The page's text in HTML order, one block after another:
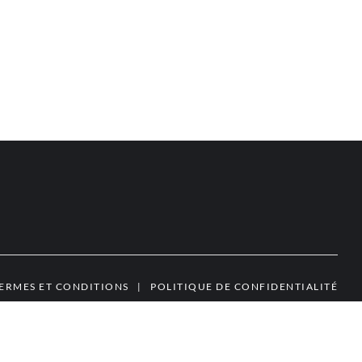
ET CONDITIONS | POLITIQUE DE CONFIDENTIALITÉ